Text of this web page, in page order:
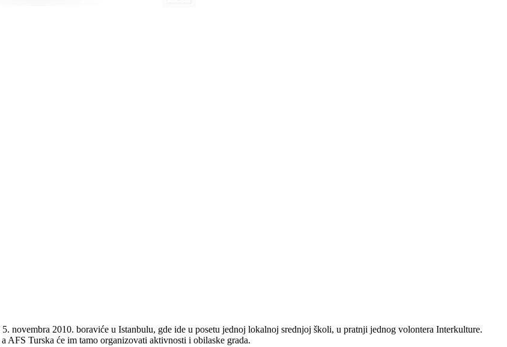
novembra 2010. boraviće u Istanbulu, gde ide u posetu jednoj lokalnoj srednjoj školi, u pratnji jednog volontera Interkulture.
AFS Turska će im tamo organizovati aktivnosti i obilaske grada.